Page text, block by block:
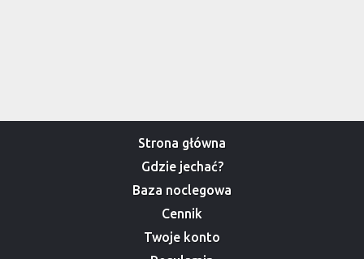
Strona główna
Gdzie jechać?
Baza noclegowa
Cennik
Twoje konto